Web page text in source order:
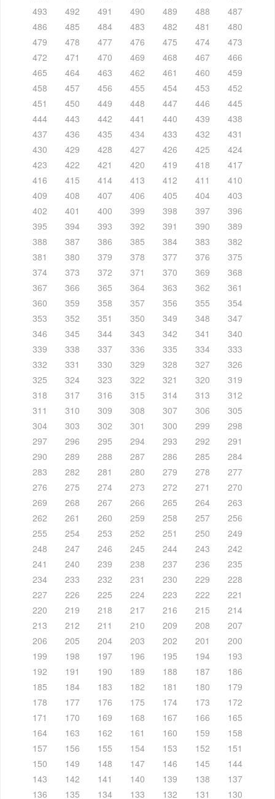
493
492 491 490 489 488
487
486
485 484 483 482 481
480
479
478 477 476 475 474
473
472
471 470 469 468 467
466
465
464 463 462 461 460
459
458
457 456 455 454 453
452
451
450 449 448 447 446
445
444
443 442 441 440 439
438
437
436 435 434 433 432
431
430
429 428 427 426 425
424
423
422 421 420 419 418
417
416
415 414 413 412 411
410
409
408 407 406 405 404
403
402
401 400 399 398 397
396
395
394 393 392 391 390
389
388
387 386 385 384 383
382
381
380 379 378 377 376
375
374
373 372 371 370 369
368
367
366 365 364 363 362
361
360
359 358 357 356 355
354
353
352 351 350 349 348
347
346
345 344 343 342 341
340
339
338 337 336 335 334
333
332
331 330 329 328 327
326
325
324 323 322 321 320
319
318
317 316 315 314 313
312
311
310 309 308 307 306
305
304
303 302 301 300 299
298
297
296 295 294 293 292
291
290
289 288 287 286 285
284
283
282 281 280 279 278
277
276
275 274 273 272 271
270
269
268 267 266 265 264
263
262
261 260 259 258 257
256
255
254 253 252 251 250
249
248
247 246 245 244 243
242
241
240 239 238 237 236
235
234
233 232 231 230 229
228
227
226 225 224 223 222
221
220
219 218 217 216 215
214
213
212 211 210 209 208
207
206
205 204 203 202 201
200
199
198 197 196 195 194
193
192
191 190 189 188 187
186
185
184 183 182 181 180
179
178
177 176 175 174 173
172
171
170 169 168 167 166
165
164
163 162 161 160 159
158
157
156 155 154 153 152
151
150
149 148 147 146 145
144
143
142 141 140 139 138
137
136
135 134 133 132 131 130